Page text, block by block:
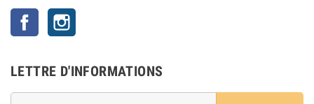
Facebook
LETTRE D'INFORMATIONS